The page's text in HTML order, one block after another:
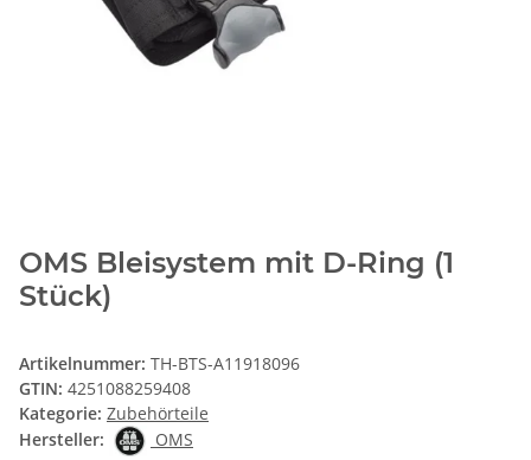
OMS Bleisystem mit D-Ring (1
Stück)
Artikelnummer: TH-BTS-A11918096
GTIN: 4251088259408
Kategorie: Zubehörteile
Hersteller:
OMS